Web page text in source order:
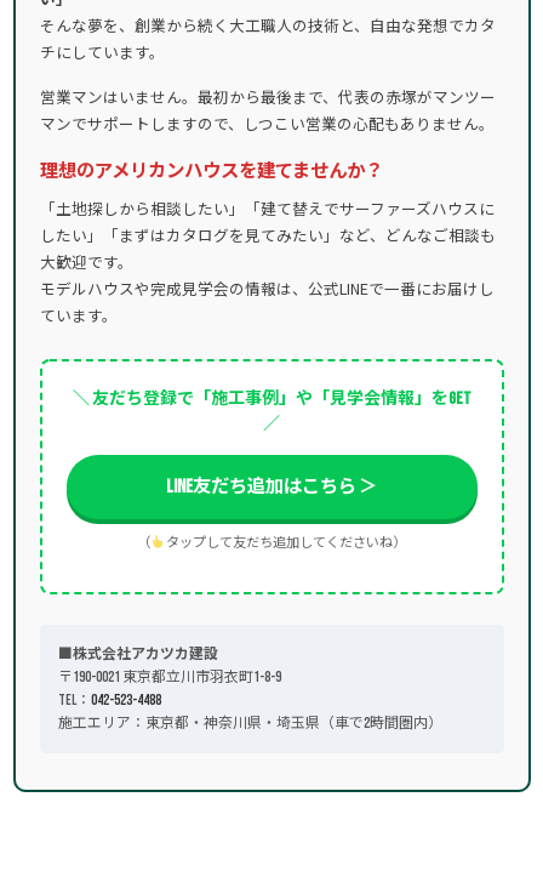
そんな夢を、創業から続く大工職人の技術と、自由な発想でカタ
チにしています。
営業マンはいません。最初から最後まで、代表の赤塚がマンツー
マンでサポートしますので、しつこい営業の心配もありません。
理想のアメリカンハウスを建てませんか？
「土地探しから相談したい」「建て替えでサーファーズハウスに
したい」「まずはカタログを見てみたい」など、どんなご相談も
大歓迎です。
モデルハウスや完成見学会の情報は、公式LINEで一番にお届けし
ています。
＼ 友だち登録で「施工事例」や「見学会情報」をGET
／
LINE友だち追加はこちら ＞
（ タップして友だち追加してくださいね）
■株式会社アカツカ建設
〒190-0021 東京都立川市羽衣町1-8-9
TEL： 042-523-4488
施工エリア：東京都・神奈川県・埼玉県（車で2時間圏内）